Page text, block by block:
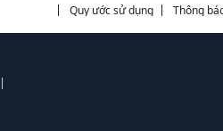
Quy ước sử dụng
Thông